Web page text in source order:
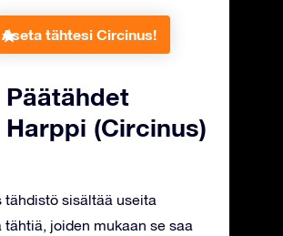
Aseta tähtesi Circinus!
Päätähdet
Harppi (Circinus)
tähdistö sisältää useita
tähtiä, joiden mukaan se saa